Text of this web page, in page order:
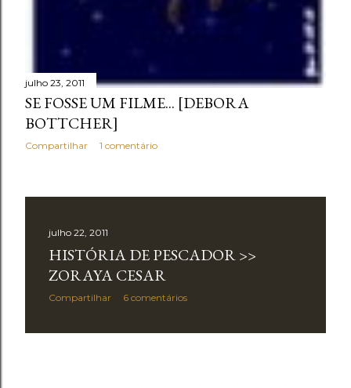
julho 23, 2011
SE FOSSE UM FILME... [DEBORA
BOTTCHER]
Compartilhar 1 comentário
julho 22, 2011
HISTÓRIA DE PESCADOR >>
ZORAYA CESAR
Compartilhar 6 comentários